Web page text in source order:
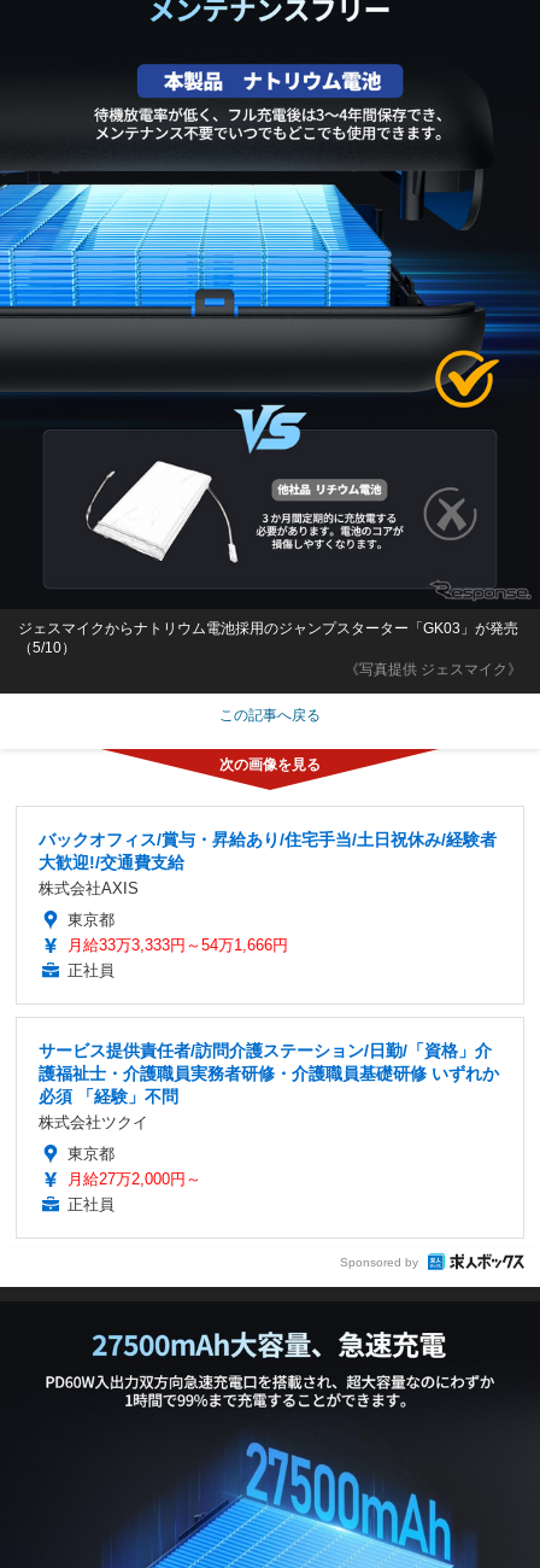
《写真提供 ジェスマイク》
ジェスマイクからナトリウム電池採用のジャンプスターター「GK03」が発売
（5/10）
この記事へ戻る
バックオフィス/賞与・昇給あり/住宅手当/土日祝休み/経験者
大歓迎!/交通費支給
株式会社AXIS
東京都
月給33万3,333円～54万1,666円
正社員
サービス提供責任者/訪問介護ステーション/日勤/「資格」介
護福祉士・介護職員実務者研修・介護職員基礎研修 いずれか
必須 「経験」不問
株式会社ツクイ
東京都
月給27万2,000円～
正社員
Sponsored by